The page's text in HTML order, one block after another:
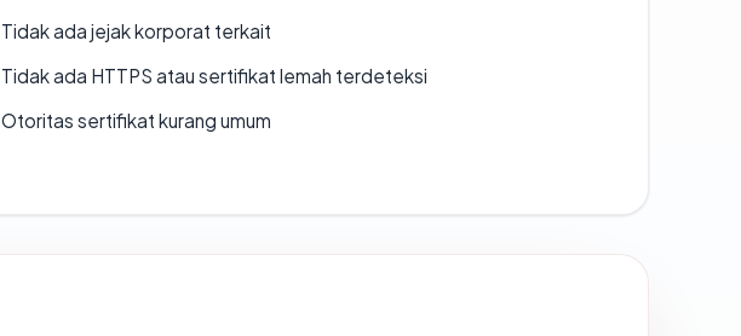
Tidak ada jejak korporat terkait
Tidak ada HTTPS atau sertifikat lemah terdeteksi
Otoritas sertifikat kurang umum